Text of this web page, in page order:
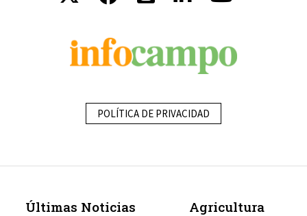
POLÍTICA DE PRIVACIDAD
Últimas Noticias
Agricultura